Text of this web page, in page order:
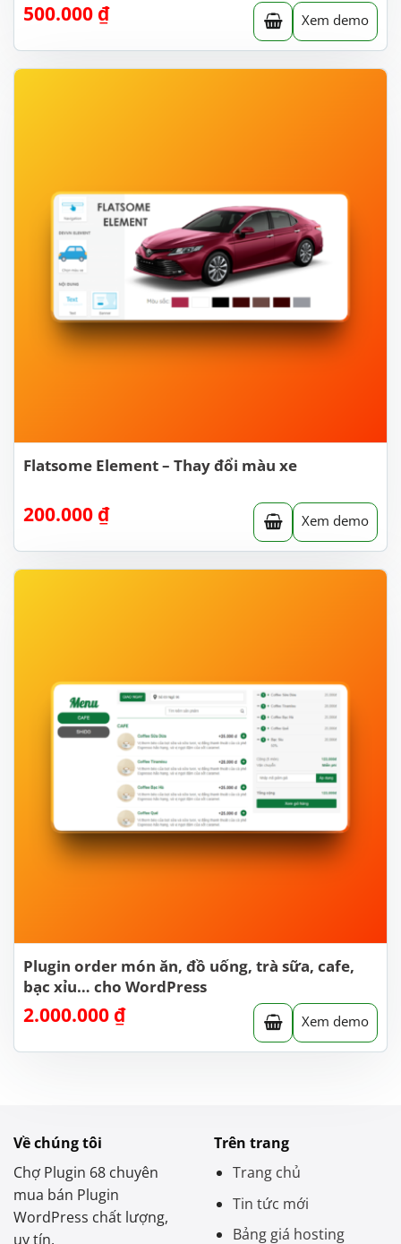
500.000 ₫ Xem demo
Flatsome Element – Thay đổi màu xe
200.000 ₫ Xem demo
Plugin order món ăn, đồ uống, trà sữa, cafe,
bạc xỉu… cho WordPress
2.000.000 ₫ Xem demo
Về chúng tôi
Chợ Plugin 68 chuyên
mua bán Plugin
WordPress chất lượng,
uy tín.
Trên trang
Trang chủ
Tin tức mới
Bảng giá hosting